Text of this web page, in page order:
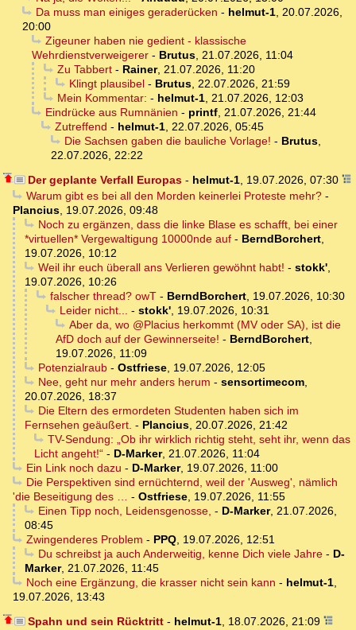
Da muss man einiges geraderücken - helmut-1, 20.07.2026,
20:00
Zigeuner haben nie gedient - klassische
Wehrdienstverweigerer - Brutus, 21.07.2026, 11:04
Zu Tabbert- Rainer, 21.07.2026, 11:20
Klingt plausibel- Brutus, 22.07.2026, 21:59
Mein Kommentar: - helmut-1, 21.07.2026, 12:03
Eindrücke aus Rumnänien - printf, 21.07.2026, 21:44
Zutreffend - helmut-1, 22.07.2026, 05:45
Die Sachsen gaben die bauliche Vorlage! - Brutus,
22.07.2026, 22:22
Der geplante Verfall Europas- helmut-1, 19.07.2026, 07:30
Warum gibt es bei all den Morden keinerlei Proteste mehr?-
Plancius, 19.07.2026, 09:48
Noch zu ergänzen, dass die linke Blase es schafft, bei einer
*virtuellen* Vergewaltigung 10000nde auf - BerndBorchert,
19.07.2026, 10:12
Weil ihr euch überall ans Verlieren gewöhnt habt! - stokk',
19.07.2026, 10:26
falscher thread? owT- BerndBorchert, 19.07.2026, 10:30
Leider nicht... - stokk', 19.07.2026, 10:31
Aber da, wo @Placius herkommt (MV oder SA), ist die
AfD doch auf der Gewinnerseite! - BerndBorchert,
19.07.2026, 11:09
Potenzialraub- Ostfriese, 19.07.2026, 12:05
Nee, geht nur mehr anders herum - sensortimecom,
20.07.2026, 18:37
Die Eltern des ermordeten Studenten haben sich im
Fernsehen geäußert. - Plancius, 20.07.2026, 21:42
TV-Sendung: „Ob ihr wirklich richtig steht, seht ihr, wenn das
Licht angeht!“ - D-Marker, 21.07.2026, 11:04
Ein Link noch dazu - D-Marker, 19.07.2026, 11:00
Die Perspektiven sind ernüchternd, weil der 'Ausweg', nämlich
'die Beseitigung des … - Ostfriese, 19.07.2026, 11:55
Einen Tipp noch, Leidensgenosse, - D-Marker, 21.07.2026,
08:45
Zwingenderes Problem - PPQ, 19.07.2026, 12:51
Du schreibst ja auch Anderweitig, kenne Dich viele Jahre- D-
Marker, 21.07.2026, 11:45
Noch eine Ergänzung, die krasser nicht sein kann - helmut-1,
19.07.2026, 13:43
Spahn und sein Rücktritt- helmut-1, 18.07.2026, 21:09